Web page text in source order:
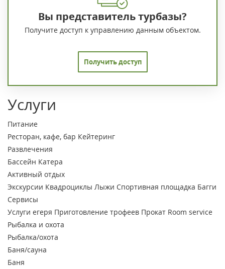
Вы представитель турбазы?
Получите доступ к управлению данным объектом.
Получить доступ
Услуги
Питание
Ресторан, кафе, бар Кейтеринг
Развлечения
Бассейн Катера
Активный отдых
Экскурсии Квадроциклы Лыжи Спортивная площадка Багги
Сервисы
Услуги егеря Приготовление трофеев Прокат Room service
Рыбалка и охота
Рыбалка/охота
Баня/сауна
Баня